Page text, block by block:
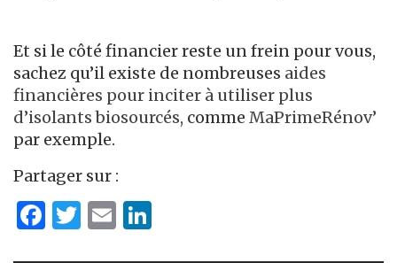
Et si le côté financier reste un frein pour vous,
sachez qu’il existe de nombreuses aides
financières pour inciter à utiliser plus
d’isolants biosourcés, comme MaPrimeRénov’
par exemple.
Partager sur :
Facebook
Twitter
Email